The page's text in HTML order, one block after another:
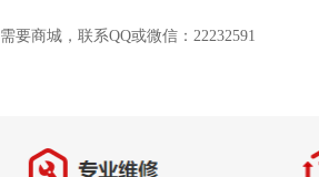
需要商城，联系QQ或微信：22232591